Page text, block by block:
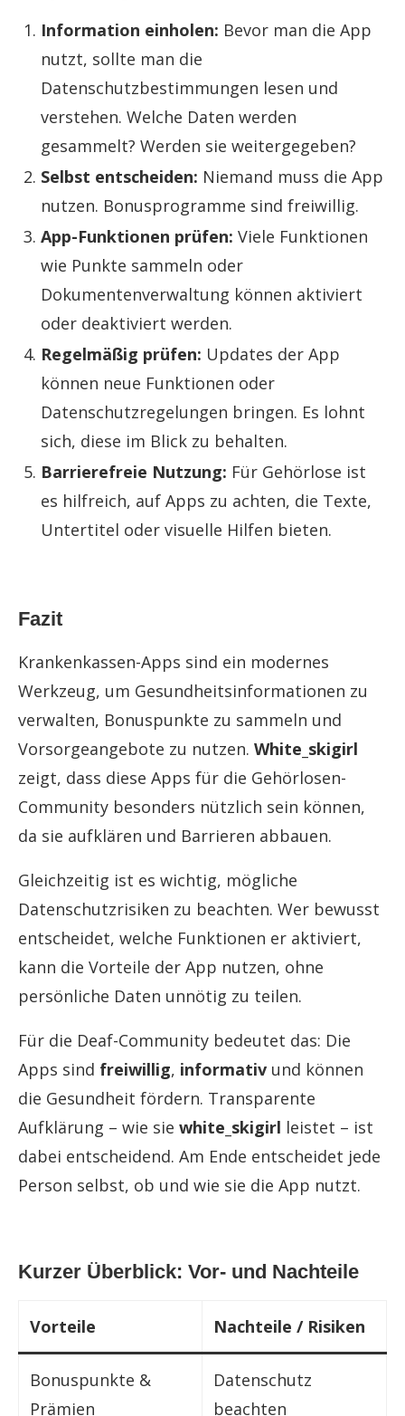
Information einholen: Bevor man die App
nutzt, sollte man die
Datenschutzbestimmungen lesen und
verstehen. Welche Daten werden
gesammelt? Werden sie weitergegeben?
Selbst entscheiden: Niemand muss die App
nutzen. Bonusprogramme sind freiwillig.
App-Funktionen prüfen: Viele Funktionen
wie Punkte sammeln oder
Dokumentenverwaltung können aktiviert
oder deaktiviert werden.
Regelmäßig prüfen: Updates der App
können neue Funktionen oder
Datenschutzregelungen bringen. Es lohnt
sich, diese im Blick zu behalten.
Barrierefreie Nutzung: Für Gehörlose ist
es hilfreich, auf Apps zu achten, die Texte,
Untertitel oder visuelle Hilfen bieten.
Fazit
Krankenkassen-Apps sind ein modernes
Werkzeug, um Gesundheitsinformationen zu
verwalten, Bonuspunkte zu sammeln und
Vorsorgeangebote zu nutzen. White_skigirl
zeigt, dass diese Apps für die Gehörlosen-
Community besonders nützlich sein können,
da sie aufklären und Barrieren abbauen.
Gleichzeitig ist es wichtig, mögliche
Datenschutzrisiken zu beachten. Wer bewusst
entscheidet, welche Funktionen er aktiviert,
kann die Vorteile der App nutzen, ohne
persönliche Daten unnötig zu teilen.
Für die Deaf-Community bedeutet das: Die
Apps sind freiwillig, informativ und können
die Gesundheit fördern. Transparente
Aufklärung – wie sie white_skigirl leistet – ist
dabei entscheidend. Am Ende entscheidet jede
Person selbst, ob und wie sie die App nutzt.
Kurzer Überblick: Vor- und Nachteile
Vorteile Nachteile / Risiken
Bonuspunkte &
Prämien
Datenschutz
beachten